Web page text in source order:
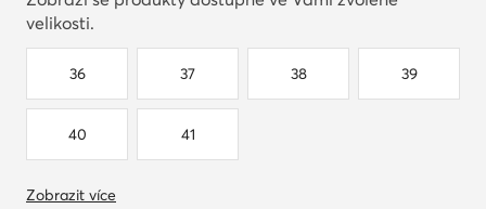
velikosti.
36 37 38 39
40 41
Zobrazit více